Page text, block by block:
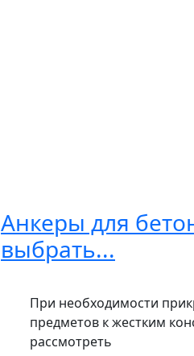
Анкеры для
выбрать...
При необходимости
предметов к жестким
рассмотреть